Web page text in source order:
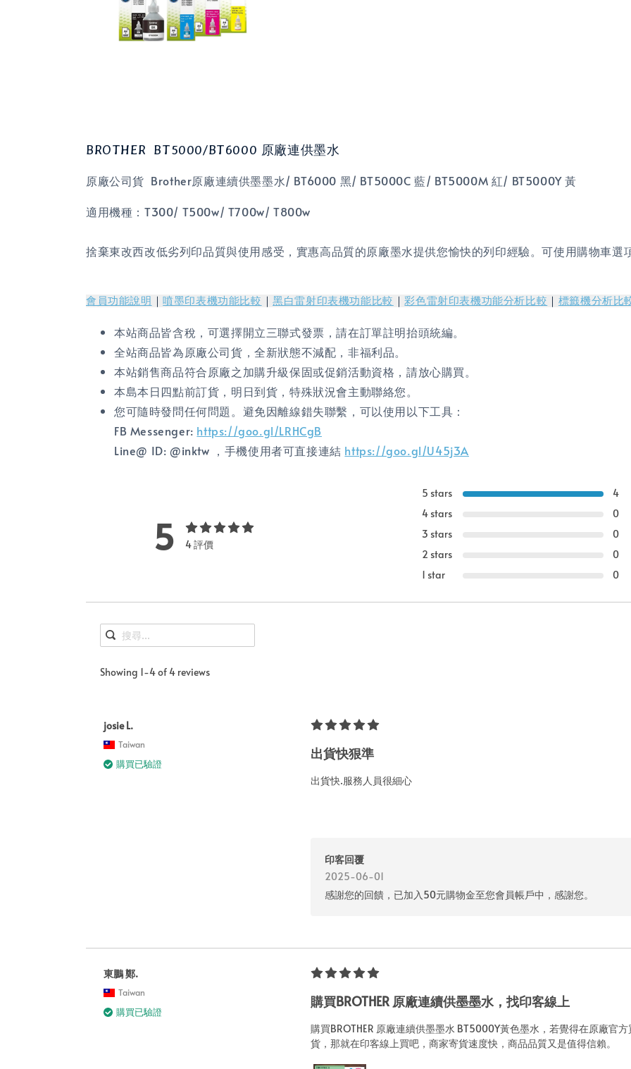
BROTHER BT5000/BT6000 原廠連供墨水
原廠公司貨 Brother原廠連續供墨墨水/ BT6000 黑/ BT5000C 藍/ BT5000M 紅/ BT5000Y 黃
適用機種：T300/ T500w/ T700w/ T800w
捨棄東改西改低劣列印品質與使用感受，實惠高品質的原廠墨水提供您愉快的列印經驗。可使用購物車選
會員功能說明 ｜噴墨印表機功能比較 ｜黑白雷射印表機功能比較 ｜彩色雷射印表機功能分析比較 ｜ 標籤機分析比
本站商品皆含稅，可選擇開立三聯式發票，請在訂單註明抬頭統編。
全站商品皆為原廠公司貨，全新狀態不減配，非福利品。
本站銷售商品符合原廠之加購升級保固或促銷活動資格，請放心購買。
本島本日四點前訂貨，明日到貨，特殊狀況會主動聯絡您。
您可隨時發問任何問題。避免因離線錯失聯繫，可以使用以下工具：
FB Messenger: https://goo.gl/LRHCgB
Line@ ID: @inktw ，手機使用者可直接連結 https://goo.gl/U45j3A
5 4 評價
5 stars
4
4 stars
0
3 stars
0
2 stars
0
1 star
0
Showing 1-4 of 4 reviews
josie L.
Taiwan
購買已驗證
出貨快狠準
出貨快.服務人員很細心
印客回覆
2025-06-01
感謝您的回饋，已加入50元購物金至您會員帳戶中，感謝您。
東鵬 鄭.
Taiwan
購買已驗證
購買BROTHER 原廠連續供墨墨水，找印客線上
購買BROTHER 原廠連續供墨墨水 BT5000Y黃色墨水，若覺得在原廠官
貨，那就在印客線上買吧，商家寄貨速度快，商品品質又是值得信賴。